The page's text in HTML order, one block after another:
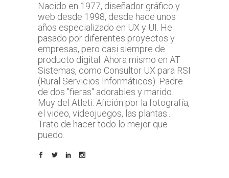
Nacido en 1977, diseñador gráfico y
web desde 1998, desde hace unos
años especializado en UX y UI. He
pasado por diferentes proyectos y
empresas, pero casi siempre de
producto digital. Ahora mismo en AT
Sistemas, como Consultor UX para RSI
(Rural Servicios Informáticos). Padre
de dos "fieras" adorables y marido.
Muy del Atleti. Afición por la fotografía,
el video, videojuegos, las plantas...
Trato de hacer todo lo mejor que
puedo.